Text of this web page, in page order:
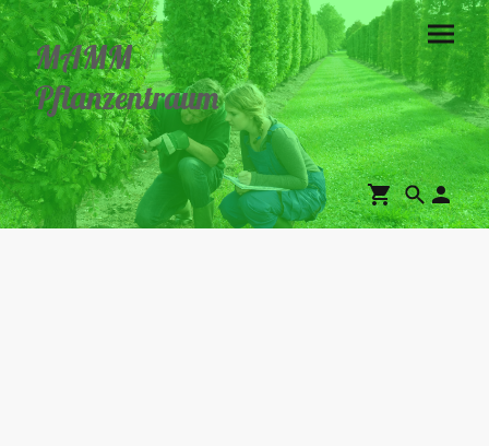
MAMM
Pflanzentraum